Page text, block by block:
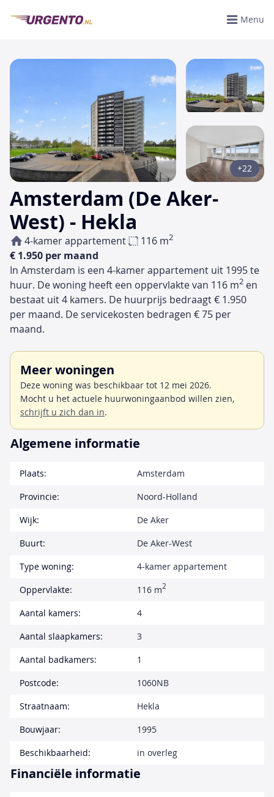
Menu
Amsterdam (De Aker-
West) - Hekla
4-kamer appartement 116 m2
€ 1.950 per maand
+22
In Amsterdam is een 4-kamer appartement uit 1995 te
huur. De woning heeft een oppervlakte van 116 m2 en
bestaat uit 4 kamers. De huurprijs bedraagt € 1.950
per maand. De servicekosten bedragen € 75 per
maand.
Meer woningen
Deze woning was beschikbaar tot 12 mei 2026.
Mocht u het actuele huurwoningaanbod willen zien,
schrijft u zich dan in.
Algemene informatie
Plaats:
Amsterdam
Provincie:
Noord-Holland
Wijk:
De Aker
Buurt:
De Aker-West
Type woning:
4-kamer appartement
Oppervlakte:
116 m2
Aantal kamers:
4
Aantal slaapkamers:
3
Aantal badkamers:
1
Postcode:
1060NB
Straatnaam:
Hekla
Bouwjaar:
1995
Beschikbaarheid:
in overleg
Financiële informatie